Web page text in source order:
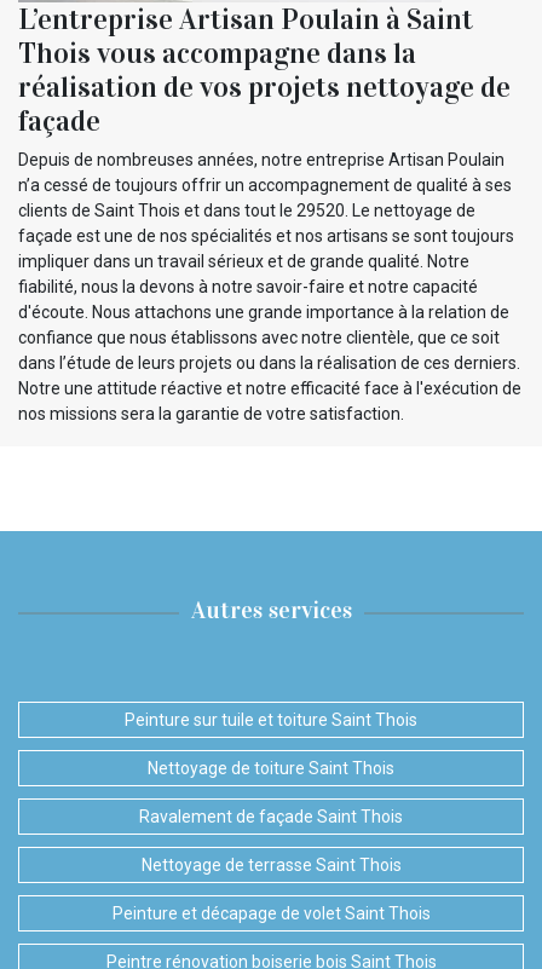
L’entreprise Artisan Poulain à Saint
Thois vous accompagne dans la
réalisation de vos projets nettoyage de
façade
Depuis de nombreuses années, notre entreprise Artisan Poulain
n’a cessé de toujours offrir un accompagnement de qualité à ses
clients de Saint Thois et dans tout le 29520. Le nettoyage de
façade est une de nos spécialités et nos artisans se sont toujours
impliquer dans un travail sérieux et de grande qualité. Notre
fiabilité, nous la devons à notre savoir-faire et notre capacité
d'écoute. Nous attachons une grande importance à la relation de
confiance que nous établissons avec notre clientèle, que ce soit
dans l’étude de leurs projets ou dans la réalisation de ces derniers.
Notre une attitude réactive et notre efficacité face à l'exécution de
nos missions sera la garantie de votre satisfaction.
Autres services
Peinture sur tuile et toiture Saint Thois
Nettoyage de toiture Saint Thois
Ravalement de façade Saint Thois
Nettoyage de terrasse Saint Thois
Peinture et décapage de volet Saint Thois
Peintre rénovation boiserie bois Saint Thois